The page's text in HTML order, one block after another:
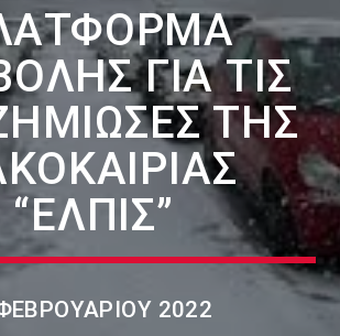
ΓΙΑ ΤΙΣ
ΤΗΣ
“ΕΛΠΙΣ”
2022